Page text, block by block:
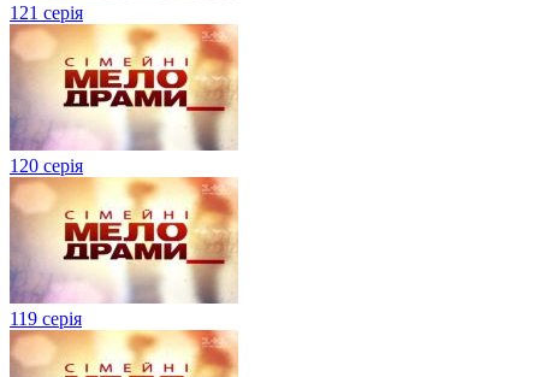
121 серія
120 серія
119 серія